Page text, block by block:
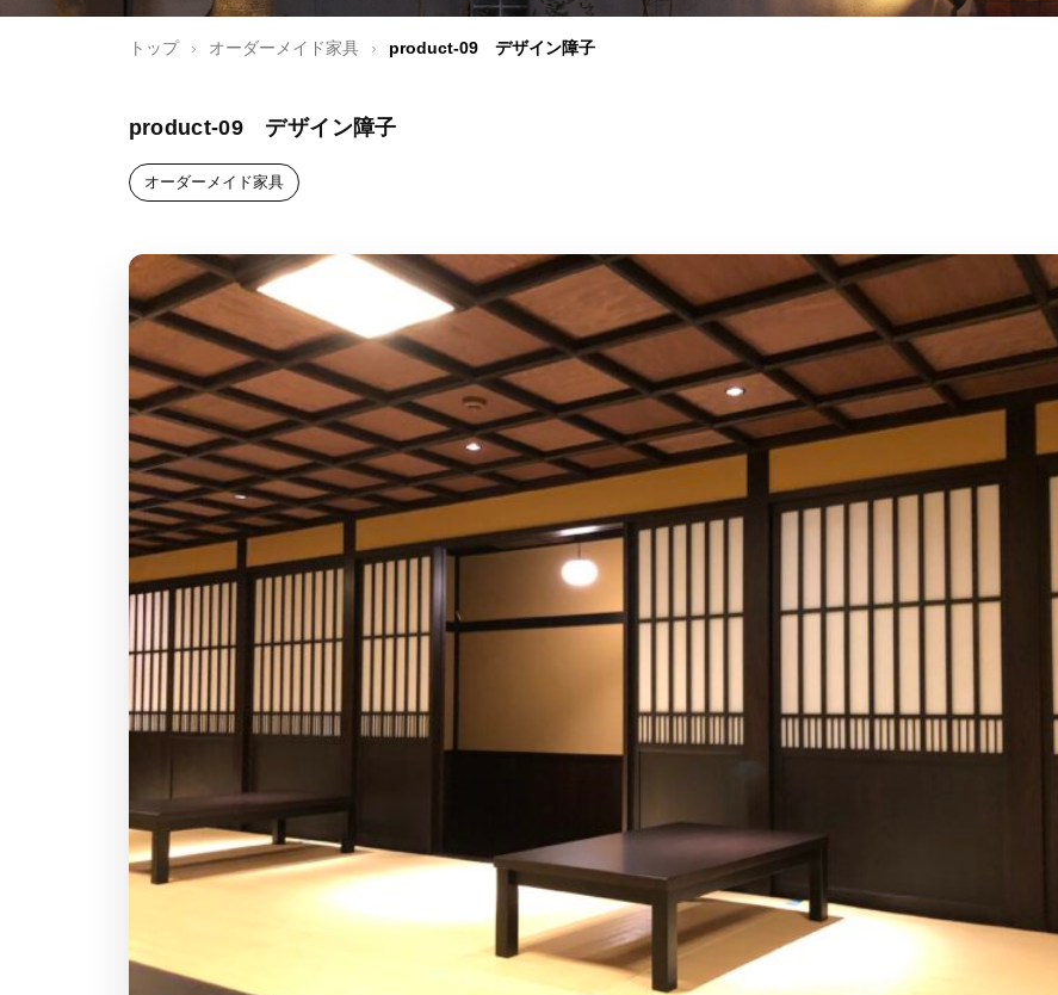
トップ › オーダーメイド家具 › product-09 デザイン障子
product-09 デザイン障子
オーダーメイド家具